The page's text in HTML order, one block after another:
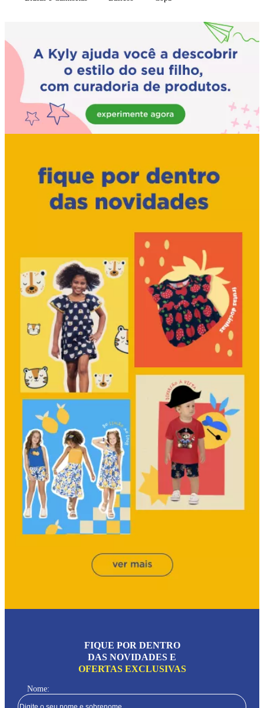
FIQUE POR DENTRO
DAS NOVIDADES E
OFERTAS EXCLUSIVAS
Nome: